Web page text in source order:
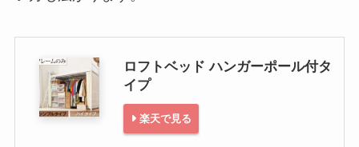
ロフトベッド ハンガーポール付タ
イプ
楽天で見る